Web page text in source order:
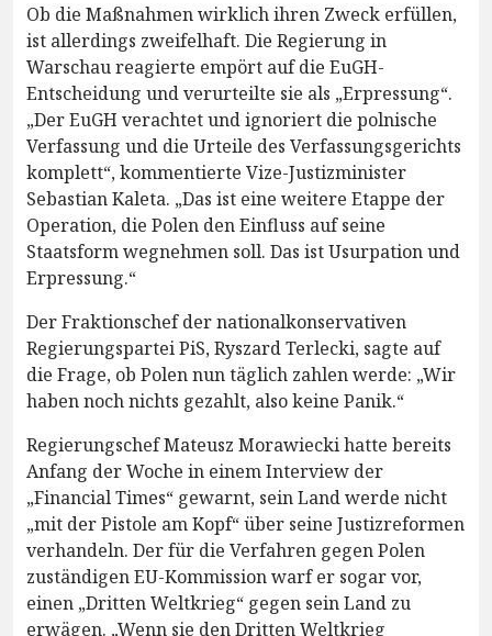
Ob die Maßnahmen wirklich ihren Zweck erfüllen,
ist allerdings zweifelhaft. Die Regierung in
Warschau reagierte empört auf die EuGH-
Entscheidung und verurteilte sie als „Erpressung“.
„Der EuGH verachtet und ignoriert die polnische
Verfassung und die Urteile des Verfassungsgerichts
komplett“, kommentierte Vize-Justizminister
Sebastian Kaleta. „Das ist eine weitere Etappe der
Operation, die Polen den Einfluss auf seine
Staatsform wegnehmen soll. Das ist Usurpation und
Erpressung.“
Der Fraktionschef der nationalkonservativen
Regierungspartei PiS, Ryszard Terlecki, sagte auf
die Frage, ob Polen nun täglich zahlen werde: „Wir
haben noch nichts gezahlt, also keine Panik.“
Regierungschef Mateusz Morawiecki hatte bereits
Anfang der Woche in einem Interview der
„Financial Times“ gewarnt, sein Land werde nicht
„mit der Pistole am Kopf“ über seine Justizreformen
verhandeln. Der für die Verfahren gegen Polen
zuständigen EU-Kommission warf er sogar vor,
einen „Dritten Weltkrieg“ gegen sein Land zu
erwägen. „Wenn sie den Dritten Weltkrieg